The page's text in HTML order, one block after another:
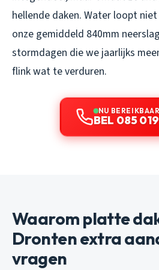
hellende daken. Water loopt
onze gemiddeld 840mm
stormdagen die we jaarlijks
flink wat te verduren.
NU BEREIKBAAR
BEL 085
Waarom platte
Dronten extra
vragen